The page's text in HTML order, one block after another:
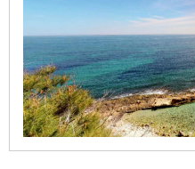
Primera
Caleta
Cala
Blanca
-
Segon